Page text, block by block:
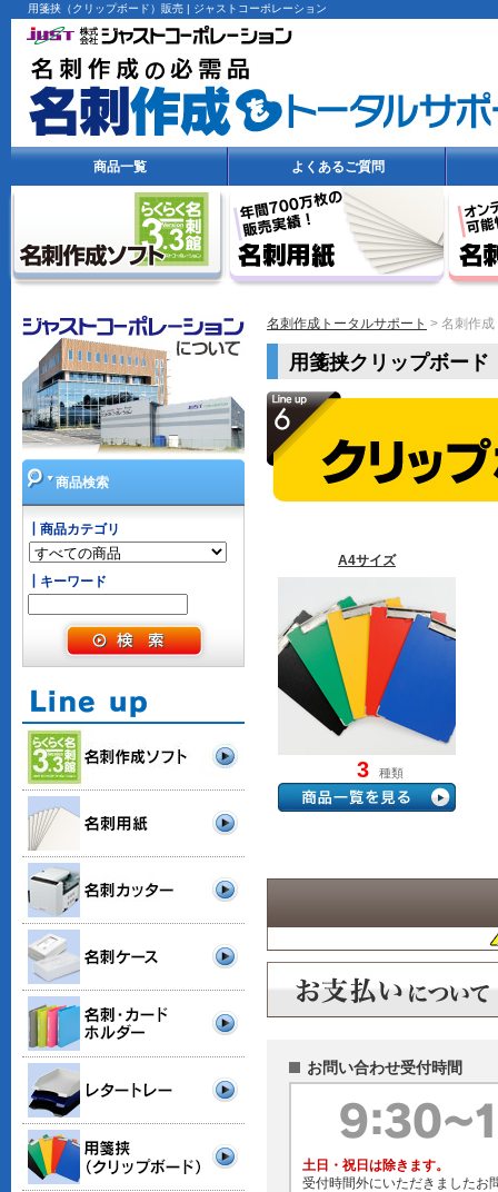
用箋挟（クリップボード）販売 | ジャストコーポレーション
商品一覧 よくあるご質問
名刺作成トータルサポート > 名刺作
用箋挟クリップボード
A4サイズ
3 種類
お問い合わせ受付時間
土日・祝日は除きます。
受付時間外にいただきましたお
商品検索
┃商品カテゴリ
┃キーワード
ル
ポ